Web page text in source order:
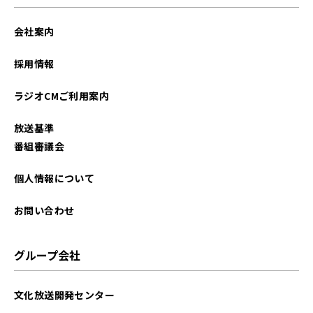
会社案内
採用情報
ラジオCMご利用案内
放送基準
番組審議会
個人情報について
お問い合わせ
グループ会社
文化放送開発センター